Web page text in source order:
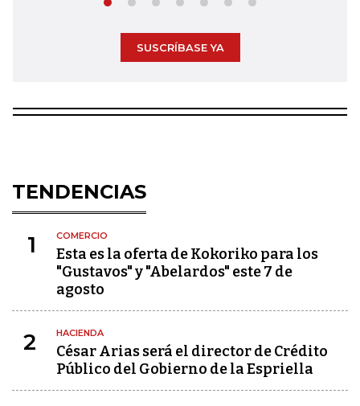
SUSCRÍBASE YA
TENDENCIAS
1 COMERCIO
Esta es la oferta de Kokoriko para los
"Gustavos" y "Abelardos" este 7 de
agosto
2 HACIENDA
César Arias será el director de Crédito
Público del Gobierno de la Espriella